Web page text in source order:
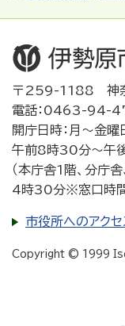
〒259-1188 神
電話：0463-94-
開庁日時：月～金
午前8時30分～午
（本庁舎1階、分庁
4時30分※窓口時間
市役所へのアクセ
Copyright © 1999